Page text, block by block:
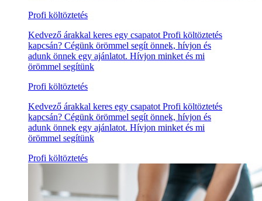
Profi költöztetés
Kedvező árakkal keres egy csapatot Profi költöztetés
kapcsán? Cégünk örömmel segít önnek, hívjon és
adunk önnek egy ajánlatot. Hívjon minket és mi
örömmel segítünk
Profi költöztetés
Kedvező árakkal keres egy csapatot Profi költöztetés
kapcsán? Cégünk örömmel segít önnek, hívjon és
adunk önnek egy ajánlatot. Hívjon minket és mi
örömmel segítünk
Profi költöztetés